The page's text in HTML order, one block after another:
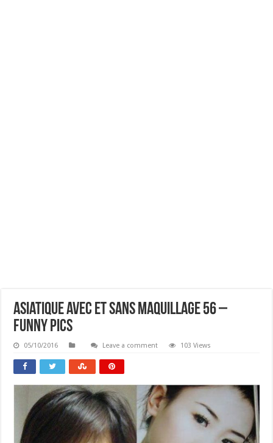
Asiatique Avec Et Sans Maquillage 56 –
Funny Pics
05/10/2016 Leave a comment 103 Views